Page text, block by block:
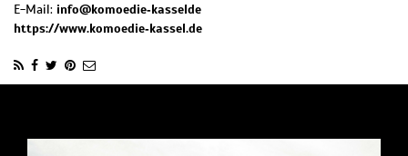
E-Mail: info@komoedie‐kasselde
https://www.komoedie‐kassel.de